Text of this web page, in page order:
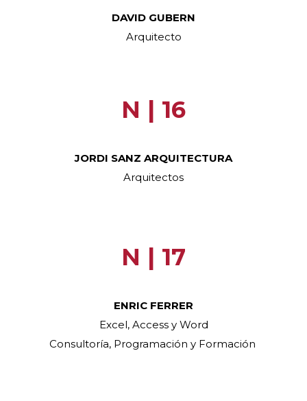
DAVID GUBERN
Arquitecto
N | 16
JORDI SANZ ARQUITECTURA
Arquitectos
N | 17
ENRIC FERRER
Excel, Access y Word
Consultoría, Programación y Formación